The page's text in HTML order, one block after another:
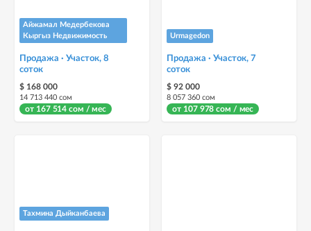
Айжамал Медербекова
Кыргыз Недвижимость
Продажа · Участок, 8
соток
$ 168 000
14 713 440 сом
от 167 514 сом / мес
Urmagedon
Продажа · Участок, 7
соток
$ 92 000
8 057 360 сом
от 107 978 сом / мес
Тахмина Дыйканбаева